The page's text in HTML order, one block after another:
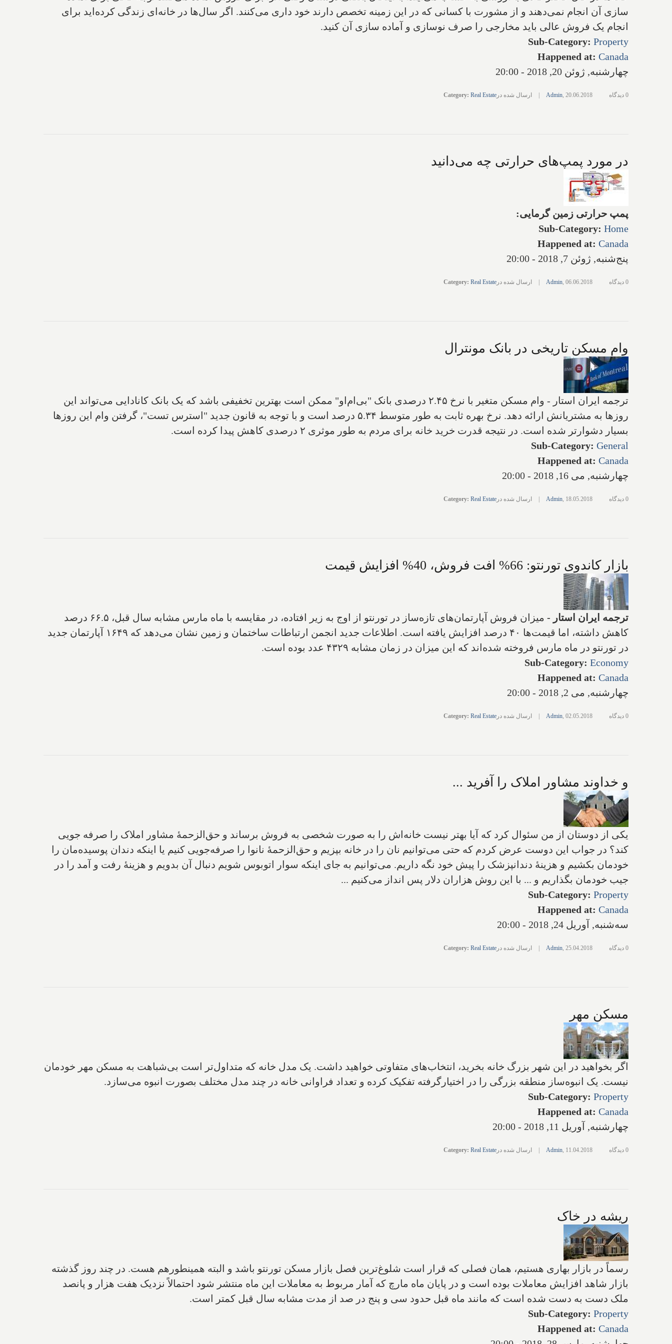
سازی آن انجام نمی‌‌دهند و از مشورت با کسانی که در این زمینه تخصص دارند خود داری می‌‌کنند. اگر سال‌ها در خانه‌ای‌ زندگی‌ کرده‌اید برای
انجام یک فروش عالی‌ باید مخارجی را صرف نوسازی و آماده سازی آن کنید.
Sub-Category: Property
Happened at: Canada
چهارشنبه, ژوئن 20, 2018 - 20:00
Admin, 20.06.2018 ارسال شده در Category: Real Estate 0 دیدگاه
در مورد پمپ‌های حرارتی چه می‌دانید
پمپ حرارتی زمین گرمایی:
Sub-Category: Home
Happened at: Canada
پنج‌شنبه, ژوئن 7, 2018 - 20:00
Admin, 06.06.2018 ارسال شده در Category: Real Estate 0 دیدگاه
وام مسکن تاریخی در بانک مونترال
ترجمه ایران استار - وام مسکن متغیر با نرخ ۲.۴۵ درصدی بانک "بی‌ام‌او" ممکن است بهترین تخفیفی باشد که یک بانک کانادایی می‌تواند این
روزها به مشتریانش ارائه دهد. نرخ بهره ثابت به طور متوسط‌ ۵.۳۴ درصد است‌ و با توجه به‌ قانون جدید "استرس تست"، گرفتن وام این روزها
بسیار دشوارتر شده است. در نتیجه قدرت خرید خانه برای مردم به طور موثری ۲ درصدی کاهش پیدا کرده است.
Sub-Category: General
Happened at: Canada
چهارشنبه, می 16, 2018 - 20:00
Admin, 18.05.2018 ارسال شده در Category: Real Estate 0 دیدگاه
بازار کاندوی تورنتو: 66% افت فروش، 40% افزایش قیمت
ترجمه ایران استار -
‌ میزان فروش آپارتمان‌های تازه‌ساز‌ در تورنتو از اوج به زیر افتاده، در مقایسه با ماه مارس مشابه سال قبل، ۶۶.۵ درصد
کاهش داشته، اما قیمت‌ها ۴۰ درصد افزایش یافته است. اطلاعات جدید انجمن ارتباطات ساختمان و زمین نشان می‌دهد که ۱۶۴۹ آپارتمان جدید
در تورنتو در ماه مارس فروخته شده‌اند که این میزان در زمان مشابه ۴۳۲۹ عدد بوده است
.
Sub-Category: Economy
Happened at: Canada
چهارشنبه, می 2, 2018 - 20:00
Admin, 02.05.2018 ارسال شده در Category: Real Estate 0 دیدگاه
و خداوند مشاور املاک را آفرید ...
یکی از دوستان از من سئوال کرد که آیا بهتر نیست خانه‌اش را به‌ صورت شخصی به فروش برساند و حق‌الزحمۀ مشاور املاک را صرفه جویی
کند؟ در جواب این دوست عرض کردم که حتی می‌توانیم نان را در خانه بپزیم و حق‌الزحمۀ نانوا را صرفه‌جویی کنیم یا اینکه دندان پوسیده‌مان را
خودمان بکشیم و هزینۀ دندانپزشک را پیش خود نگه داریم. می‌توانیم به جای اینکه سوار اتوبوس شویم دنبال آن بدویم و هزینۀ رفت و آمد را در
جیب خودمان بگذاریم و ... با این روش هزاران دلار پس انداز می‌کنیم ...
Sub-Category: Property
Happened at: Canada
سه‌شنبه, آوریل 24, 2018 - 20:00
Admin, 25.04.2018 ارسال شده در Category: Real Estate 0 دیدگاه
مسکن مهر
اگر بخواهید در این شهر بزرگ خانه بخرید، انتخاب‌های متفاوتی خواهید داشت. یک مدل خانه که متداول‌تر است بی‌شباهت به مسکن مهر خودمان
نیست. یک‌ انبوه‌ساز منطقه بزرگی‌ را در اختیارگرفته تفکیک کرده و تعداد فراوانی خانه در چند مدل مختلف بصورت انبوه می‌‌سازد.
Sub-Category: Property
Happened at: Canada
چهارشنبه, آوریل 11, 2018 - 20:00
Admin, 11.04.2018 ارسال شده در Category: Real Estate 0 دیدگاه
ریشه در خاک
رسماً در بازار بهاری هستیم‌، همان فصلی که قرار است شلوغ‌ترین فصل بازار مسکن تورنتو باشد و البته همینطور‌هم هست. در چند روز گذشته
بازار شاهد افزایش معاملات بوده است و در پایان ماه مارچ که آمار مربوط به معاملات این ماه منتشر شود احتمالاً نزدیک هفت هزار و پانصد
ملک دست به دست شده است که مانند ماه قبل حدود سی‌ و پنج در صد از مدت مشابه سال قبل کمتر است.
Sub-Category: Property
Happened at: Canada